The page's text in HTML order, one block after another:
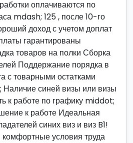
оплачиваются по
mdash; 125 , после 10-го
доход с учетом доплат
гарантированы
товаров на полки Сборка
Поддержание порядка в
с товарными остатками
синей визы или визы
к работе по графику middot;
к работе Идеальная
синих виз и виз B1!
условия труда